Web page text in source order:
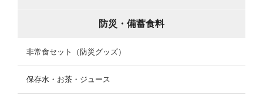
防災・備蓄食料
非常食セット（防災グッズ）
保存水・お茶・ジュース